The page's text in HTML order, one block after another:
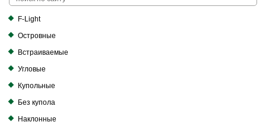
F-Light
Островные
Встраиваемые
Угловые
Купольные
Без купола
Наклонные